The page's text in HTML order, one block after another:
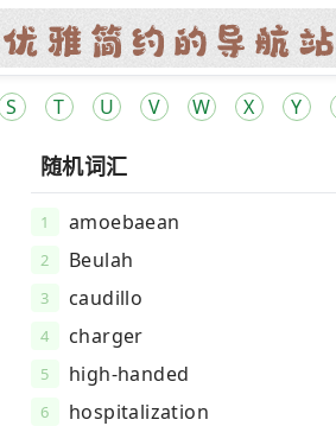
S T U V W X Y
随机词汇
1 amoebaean
2 Beulah
3 caudillo
4 charger
5 high-handed
6 hospitalization